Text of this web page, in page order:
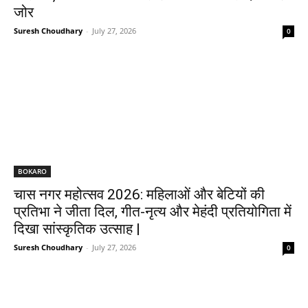
जोर
Suresh Choudhary - July 27, 2026 0
BOKARO
चास नगर महोत्सव 2026: महिलाओं और बेटियों की
प्रतिभा ने जीता दिल, गीत-नृत्य और मेहंदी प्रतियोगिता में
दिखा सांस्कृतिक उत्साह |
Suresh Choudhary - July 27, 2026 0